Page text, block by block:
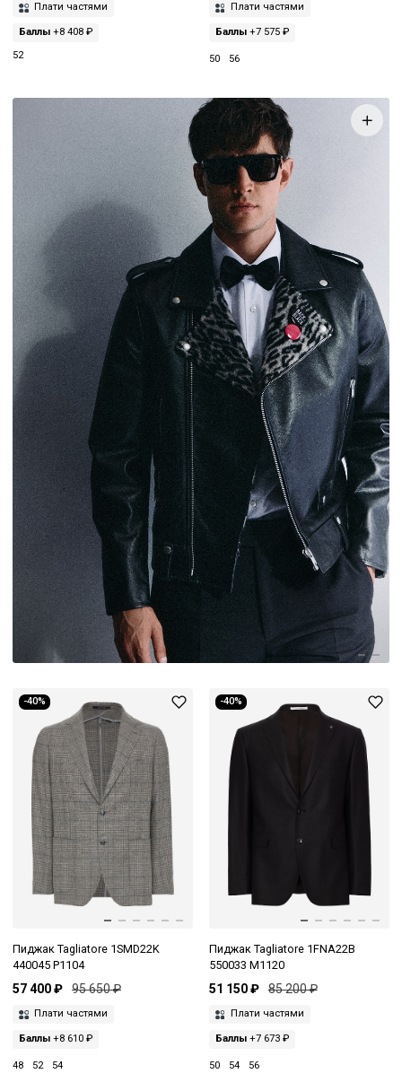
Плати частями
Баллы +8 408 ₽
52
Плати частями
Баллы+7 575 ₽
50 56
-40%
Пиджак Tagliatore 1SMD22K
440045 P1104
57 400 ₽ 95 650 ₽
Плати частями
Баллы +8 610 ₽
48 52 54
-40%
Пиджак Tagliatore 1FNA22B
550033 M1120
51 150 ₽ 85 200 ₽
Плати частями
Баллы+7 673 ₽
50 54 56